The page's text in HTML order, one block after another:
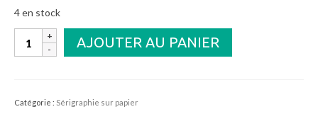
4 en stock
quantité
de
d'Afrique
AJOUTER AU PANIER
Catégorie : Sérigraphie sur papier